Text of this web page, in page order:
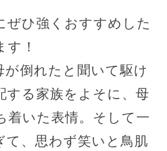
ぜひ強くおすすめした
！
が倒れたと聞いて駆け
する家族をよそに、母
着いた表情。そして一
て、思わず笑いと鳥肌